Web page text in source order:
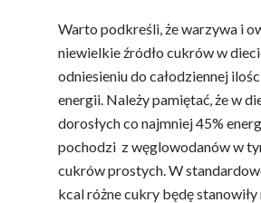
Warto podkreśli, że warzywa i
niewielkie źródło cukrów w
odniesieniu do całodziennej
energii. Należy pamiętać, że w
dorosłych co najmniej 45%
pochodzi z węglowodanów w
cukrów prostych. W
kcal różne cukry będę